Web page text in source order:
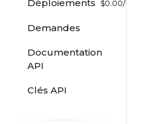
Déploiements $0.00/hr
Demandes
Documentation
API
Clés API